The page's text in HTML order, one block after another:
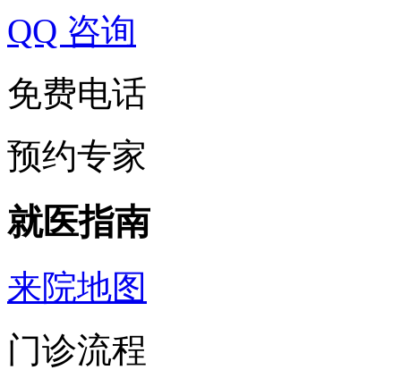
QQ 咨询
免费电话
预约专家
就医指南
来院地图
门诊流程